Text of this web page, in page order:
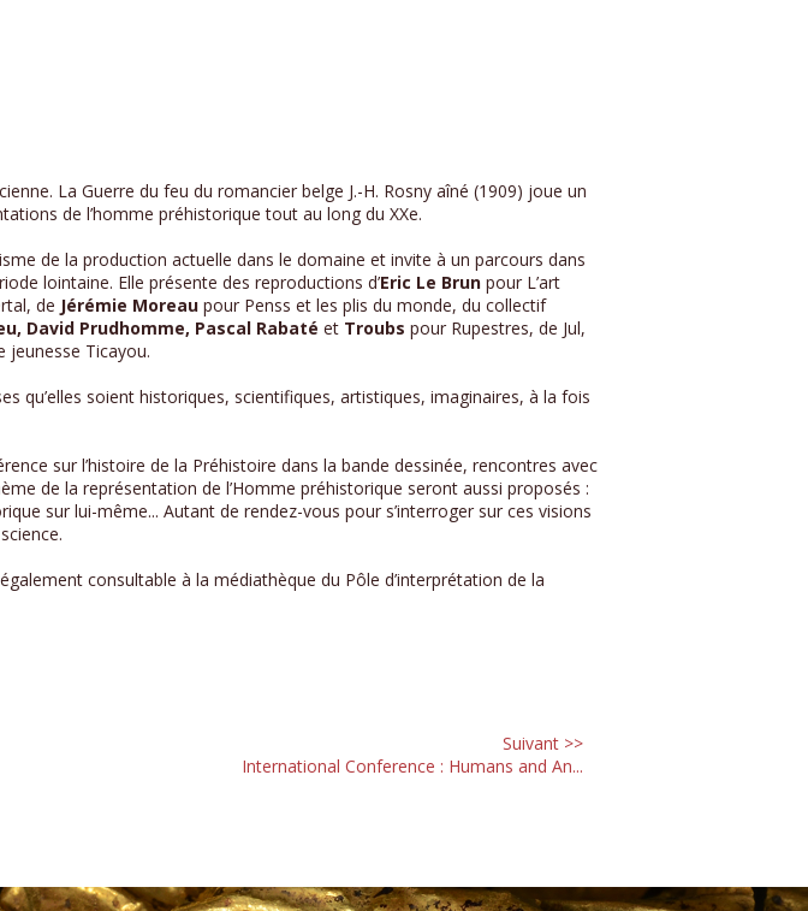
La Guerre du feu du romancier belge J.-H. Rosny aîné (1909) joue un
de l’homme préhistorique tout au long du XXe.
de la production actuelle dans le domaine et invite à un parcours dans
lointaine. Elle présente des reproductions d’Eric Le Brun pour L’art
de Jérémie Moreau pour Penss et les plis du monde, du collectif
David Prudhomme, Pascal Rabaté et Troubs pour Rupestres, de Jul,
jeunesse Ticayou.
qu’elles soient historiques, scientifiques, artistiques, imaginaires, à la fois
sur l’histoire de la Préhistoire dans la bande dessinée, rencontres avec
de la représentation de l’Homme préhistorique seront aussi proposés :
sur lui-même... Autant de rendez-vous pour s’interroger sur ces visions
consultable à la médiathèque du Pôle d’interprétation de la
Suivant >>
International Conference : Humans and An...